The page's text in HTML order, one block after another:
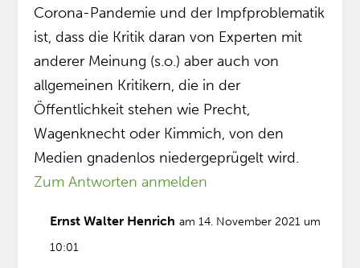
Corona-Pandemie und der Impfproblematik
ist, dass die Kritik daran von Experten mit
anderer Meinung (s.o.) aber auch von
allgemeinen Kritikern, die in der
Öffentlichkeit stehen wie Precht,
Wagenknecht oder Kimmich, von den
Medien gnadenlos niedergeprügelt wird.
Zum Antworten anmelden
Ernst Walter Henrich am 14. November 2021 um
10:01